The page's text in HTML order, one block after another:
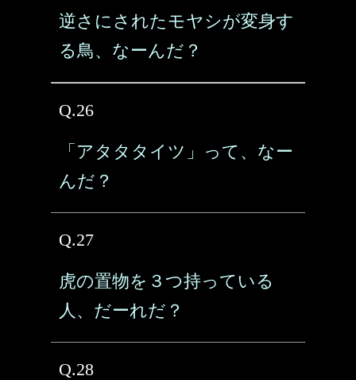
逆さにされたモヤシが変身す
る鳥、なーんだ？
Q.26
「アタタタイツ」って、なー
んだ？
Q.27
虎の置物を３つ持っている
人、だーれだ？
Q.28